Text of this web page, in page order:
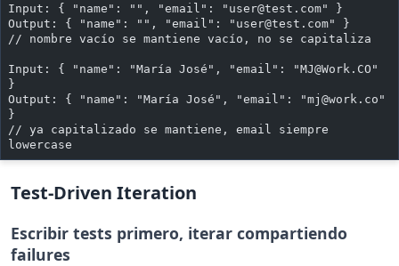
Input: { "name": "", "email": " user@test.com" }
Output: { "name": "", "email": " user@test.com" }
// nombre vacío se mantiene vacío, no se capitaliza
Input: { "name": "María José", "email": "MJ@Work.CO "
}
Output: { "name": "María José", "email": "mj@work.co "
}
// ya capitalizado se mantiene, email siempre
lowercase
Test-Driven Iteration
Escribir tests primero, iterar compartiendo
failures